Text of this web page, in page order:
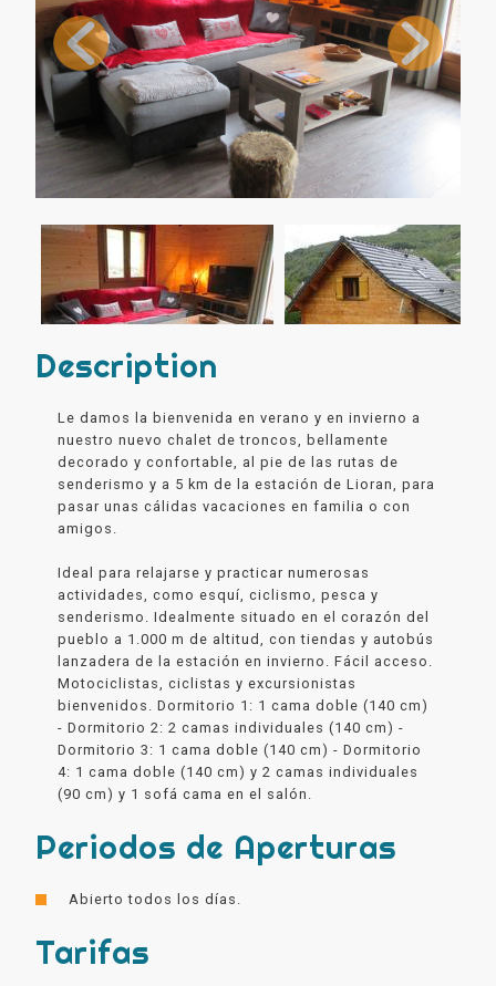
Description
Le damos la bienvenida en verano y en invierno a
nuestro nuevo chalet de troncos, bellamente
decorado y confortable, al pie de las rutas de
senderismo y a 5 km de la estación de Lioran, para
pasar unas cálidas vacaciones en familia o con
amigos.
Ideal para relajarse y practicar numerosas
actividades, como esquí, ciclismo, pesca y
senderismo. Idealmente situado en el corazón del
pueblo a 1.000 m de altitud, con tiendas y autobús
lanzadera de la estación en invierno. Fácil acceso.
Motociclistas, ciclistas y excursionistas
bienvenidos. Dormitorio 1: 1 cama doble (140 cm)
- Dormitorio 2: 2 camas individuales (140 cm) -
Dormitorio 3: 1 cama doble (140 cm) - Dormitorio
4: 1 cama doble (140 cm) y 2 camas individuales
(90 cm) y 1 sofá cama en el salón.
Periodos de Aperturas
Abierto todos los días.
Tarifas